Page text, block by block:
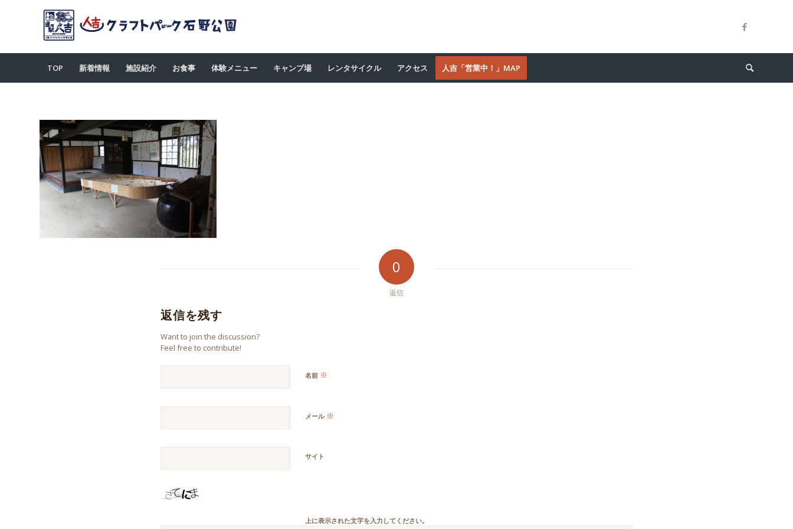
TOP 新着情報 施設紹介 お食事 体験メニュー キャンプ場 レンタサイクル アクセス 人吉「営業中！」MAP
0
返信
返信を残す
Want to join the discussion?
Feel free to contribute!
名前 ※
メール ※
サイト
上に表示された文字を入力してください。